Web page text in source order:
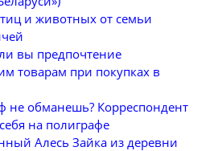
и животных от семьи
вы предпочтение
товарам при покупках в
не обманешь? Корреспондент
на полиграфе
Алесь Зайка из деревни